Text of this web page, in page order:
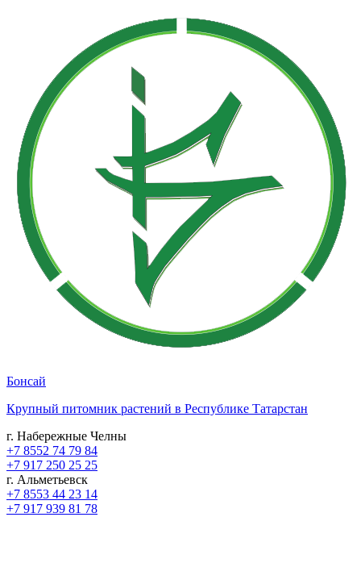
Бонсай
Крупный питомник растений в Республике Татарстан
г. Набережные Челны
+7 8552 74 79 84
+7 917 250 25 25
г. Альметьевск
+7 8553 44 23 14
+7 917 939 81 78